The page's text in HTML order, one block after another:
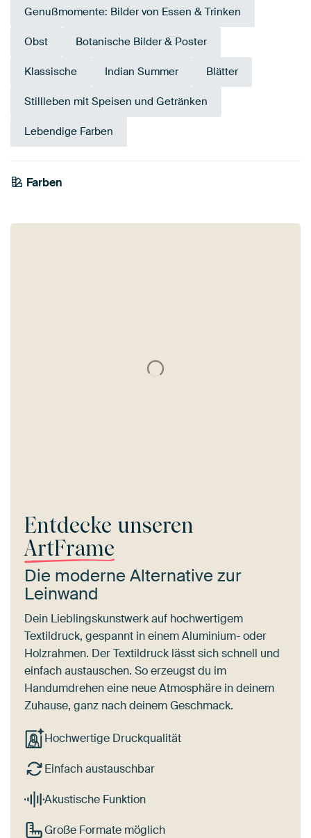
Genußmomente: Bilder von Essen & Trinken
Obst Botanische Bilder & Poster
Klassische Indian Summer Blätter
Stillleben mit Speisen und Getränken
Lebendige Farben
Farben
Grün
Mauve
Bronze
Entdecke unseren
ArtFrame
Die moderne Alternative zur
Leinwand
Dein Lieblingskunstwerk auf hochwertigem
Textildruck, gespannt in einem Aluminium- oder
Holzrahmen. Der Textildruck lässt sich schnell und
einfach austauschen. So erzeugst du im
Handumdrehen eine neue Atmosphäre in deinem
Zuhause, ganz nach deinem Geschmack.
Hochwertige Druckqualität
Einfach austauschbar
Akustische Funktion
Große Formate möglich